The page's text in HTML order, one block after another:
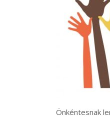
Önkéntesnak